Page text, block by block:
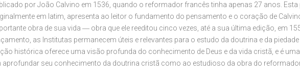
por João Calvino em 1536, quando o reformador francês tinha apenas 27 anos.
em latim, apresenta ao leitor o fundamento do pensamento e o coração de
obra de sua vida ― obra que ele reeditou cinco vezes, até a sua última edição, em
as Institutas permanecem úteis e relevantes para o estudo da doutrina e da
histórica oferece uma visão profunda do conhecimento de Deus e da vida cristã, e é
aprofundar seu conhecimento da doutrina cristã como ao estudioso da obra do